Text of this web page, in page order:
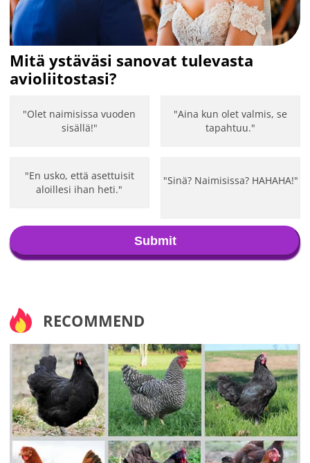
Mitä ystäväsi sanovat tulevasta
avioliitostasi?
"Olet naimisissa vuoden
sisällä!"
"Aina kun olet valmis, se
tapahtuu."
"En usko, että asettuisit
aloillesi ihan heti."
"Sinä? Naimisissa? HAHAHA!"
Submit
RECOMMEND